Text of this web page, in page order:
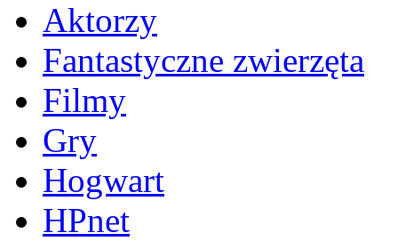
Aktorzy
Fantastyczne zwierzęta
Filmy
Gry
Hogwart
HPnet